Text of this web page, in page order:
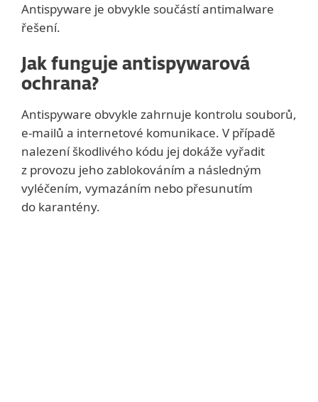
Antispyware je obvykle součástí antimalware
řešení.
Jak funguje antispywarová
ochrana?
Antispyware obvykle zahrnuje kontrolu souborů,
e-mailů a internetové komunikace. V případě
nalezení škodlivého kódu jej dokáže vyřadit
z provozu jeho zablokováním a následným
vyléčením, vymazáním nebo přesunutím
do karantény.